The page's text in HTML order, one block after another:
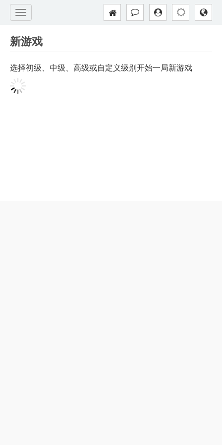
新游戏
选择初级、中级、高级或自定义级别开始一局新游戏